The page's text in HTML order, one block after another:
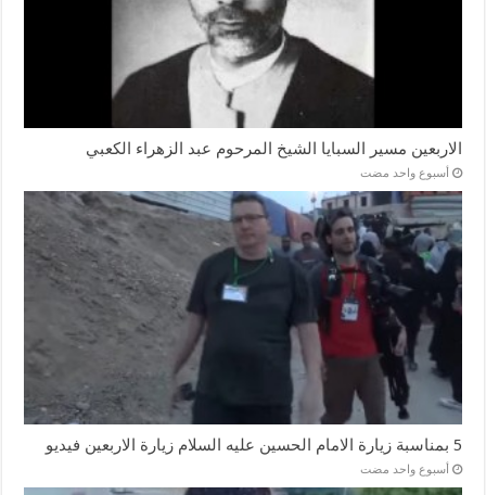
الاربعين مسير السبايا الشيخ المرحوم عبد الزهراء الكعبي
‏أسبوع واحد مضت
5 بمناسبة زيارة الامام الحسين عليه السلام زيارة الاربعين فيديو
‏أسبوع واحد مضت